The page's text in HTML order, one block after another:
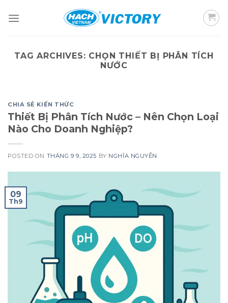
TAG ARCHIVES: CHỌN THIẾT BỊ PHÂN TÍCH
NƯỚC
CHIA SẺ KIẾN THỨC
Thiết Bị Phân Tích Nước – Nên Chọn Loại
Nào Cho Doanh Nghiệp?
POSTED ON THÁNG 9 9, 2025 BY NGHĨA NGUYỄN
09
Th9